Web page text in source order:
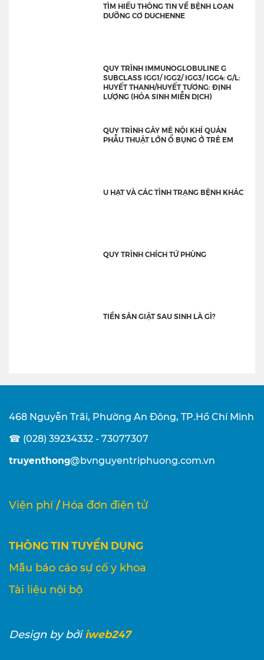
TÌM HIỂU THÔNG TIN VỀ BỆNH LOẠN
DƯỠNG CƠ DUCHENNE
QUY TRÌNH IMMUNOGLOBULINE G
SUBCLASS IGG1/ IGG2/ IGG3/ IGG4: G/L:
HUYẾT THANH/HUYẾT TƯƠNG: ĐỊNH
LƯỢNG (HÓA SINH MIỄN DỊCH)
QUY TRÌNH GÂY MÊ NỘI KHÍ QUẢN
PHẪU THUẬT LỚN Ổ BỤNG Ở TRẺ EM
U HẠT VÀ CÁC TÌNH TRẠNG BỆNH KHÁC
QUY TRÌNH CHÍCH TỨ PHÙNG
TIỀN SẢN GIẬT SAU SINH LÀ GÌ?
468 Nguyễn Trãi, Phường An Đông, TP.Hồ Chí Minh
☎ (028) 39234332 - 73077307
truyenthong@bvnguyentriphuong.com.vn
Viện phí / Hóa đơn điện tử
THÔNG TIN TUYỂN DỤNG
Mẫu báo cáo sự cố y khoa
Tài liệu nội bộ
Designby bởi iweb247